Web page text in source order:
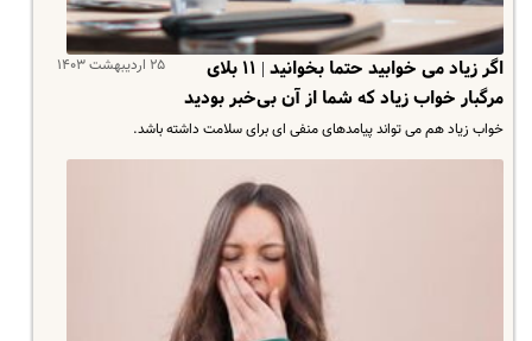
۲۵ اردیبهشت ۱۴۰۳
اگر زیاد می خوابید حتما بخوانید | ۱۱ بلای
مرگبار خواب زیاد که شما از آن بی‌خبر بودید
خواب زیاد هم می تواند پیامدهای منفی ای برای سلامت داشته باشد.